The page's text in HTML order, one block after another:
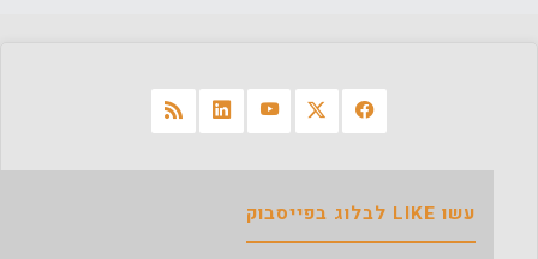
האינטרנט…"
עשו LIKE לבלוג בפייסבוק